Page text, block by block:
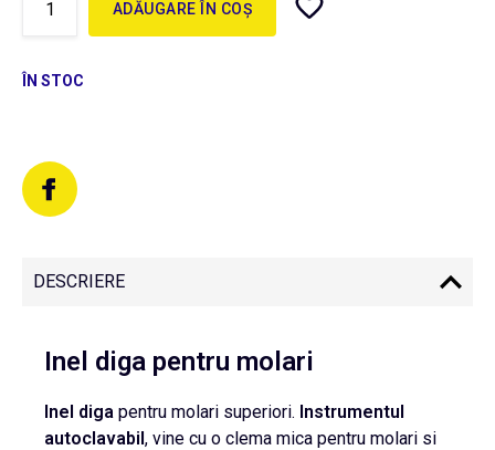
ADĂUGARE ÎN COȘ
ÎN STOC
DESCRIERE
Inel diga pentru molari
Inel diga pentru molari superiori. Instrumentul
autoclavabil, vine cu o clema mica pentru molari si